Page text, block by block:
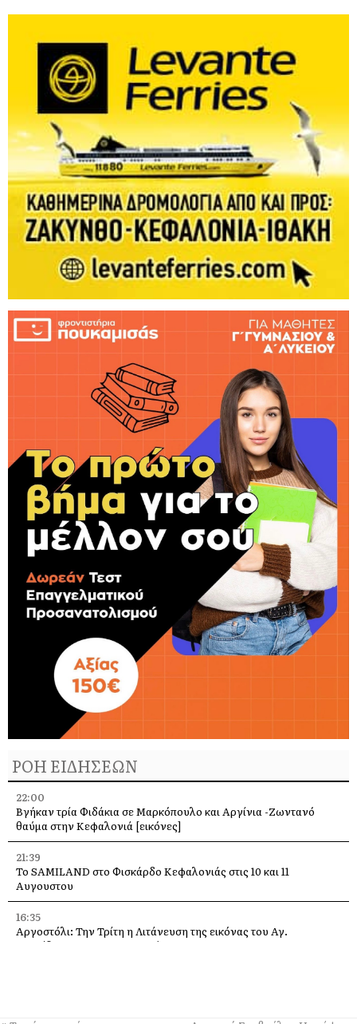
ΡΟΗ ΕΙΔΗΣΕΩΝ
22:00
Βγήκαν τρία Φιδάκια σε Μαρκόπουλο και Αργίνια -Ζωντανό
θαύμα στην Κεφαλονιά [εικόνες]
21:39
Το SAMILAND στο Φισκάρδο Κεφαλονιάς στις 10 και 11
Αυγουστου
16:35
Αργοστόλι: Την Τρίτη η Λιτάνευση της εικόνας του Αγ.
Σπυρίδωνα για τους σεισμούς του 53